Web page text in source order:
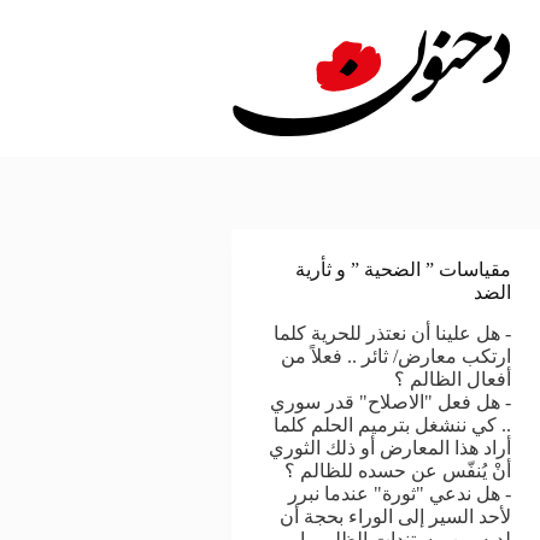
المحتوى
مقياسات ” الضحية ” و ثأرية
الضد
- هل علينا أن نعتذر للحرية كلما
ارتكب معارض/ ثائر .. فعلاً من
أفعال الظالم ؟
- هل فعل "الاصلاح" قدر سوري
.. كي ننشغل بترميم الحلم كلما
أراد هذا المعارض أو ذلك الثوري
أنْ يُنفّس عن حسده للظالم ؟
- هل ندعي "ثورة" عندما نبرر
لأحد السير إلى الوراء بحجة أن